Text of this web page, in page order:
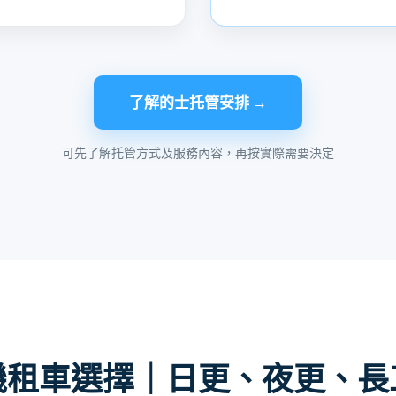
了解的士托管安排 →
可先了解托管方式及服務內容，再按實際需要決定
車選擇｜日更、夜更、